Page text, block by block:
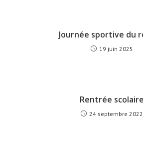
Journée sportive du
19 juin 2025
Rentrée scolaire
24 septembre 2022